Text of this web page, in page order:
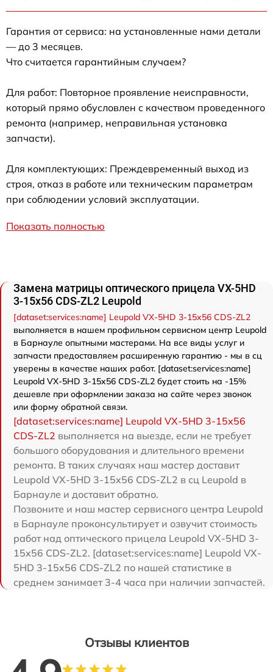
Гарантия от сервиса: на установленные нами детали
— до 3 месяцев.
Что считается гарантийным случаем?
Для работ: Повторное проявление неисправности,
который прямо обусловлен с качеством проведенного
ремонта (например, неправильная установка
запчасти).
Для комплектующих: Преждевременный выход из
строя, отказ в работе или техническим параметрам
при соблюдении условий эксплуатации.
Показать полностью
Замена матрицы оптического прицела VX-5HD
3-15x56 CDS-ZL2 Leupold
[dataset:services:name] Leupold VX-5HD 3-15x56 CDS-ZL2
выполняется в нашем профильном сервисном центр Leupold
в Барнауле опытными мастерами. На все виды услуг и
запчасти предоставляем расширенную гарантию - мы в сц
уверены в качестве наших работ. [dataset:services:name]
Leupold VX-5HD 3-15x56 CDS-ZL2 будет стоить на -15%
дешевле при оформлении заказа на сайте через звонок
или форму обратной связи.
[dataset:services:name] Leupold VX-5HD 3-15x56
CDS-ZL2 выполняется на выезде, если не требует
большого оборудования и длительного времени
ремонта. В таких случаях наш мастер доставит
Leupold VX-5HD 3-15x56 CDS-ZL2 в сц Leupold в
Барнауле и доставит обратно.
Позвоните и наш мастер сервисного центра Leupold
в Барнауле проконсультирует и озвучит стоимость
работ над оптического прицела Leupold VX-5HD 3-
15x56 CDS-ZL2. [dataset:services:name] Leupold VX-
5HD 3-15x56 CDS-ZL2 по нашей статистике в
среднем занимает 3-4 часа при наличии запчастей.
Отзывы клиентов